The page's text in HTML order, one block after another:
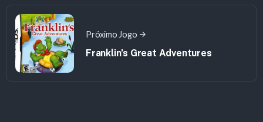
Próximo Jogo
Franklin’s Great Adventures